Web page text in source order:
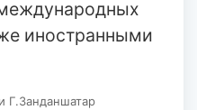
иностранными
Г.Занданшатар